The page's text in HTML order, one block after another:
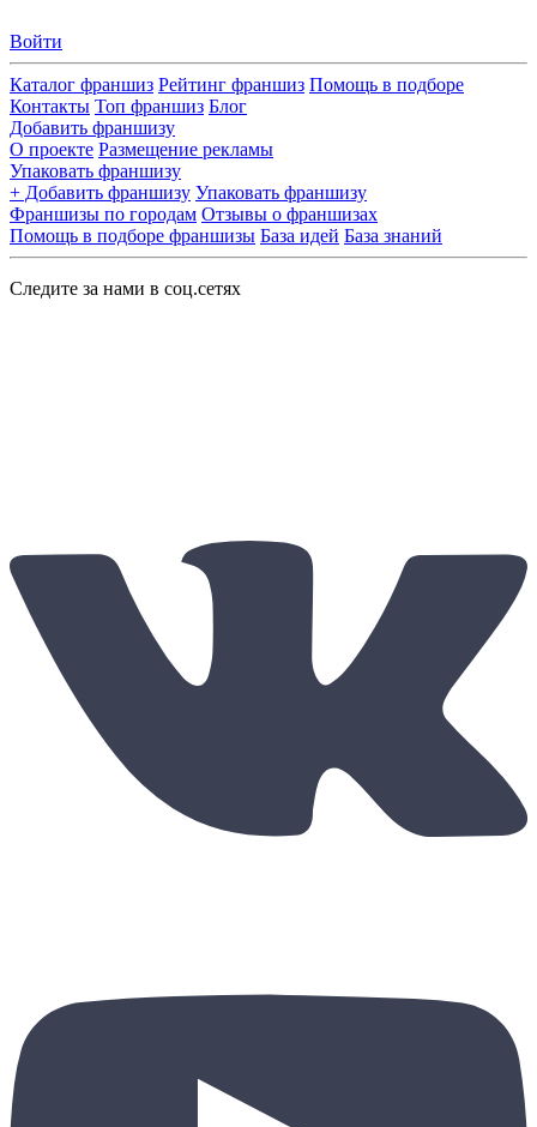
Войти
Каталог франшиз Рейтинг франшиз Помощь в подборе
Контакты Топ франшиз Блог
Добавить франшизу
О проекте Размещение рекламы
Упаковать франшизу
+ Добавить франшизу Упаковать франшизу
Франшизы по городам Отзывы о франшизах
Помощь в подборе франшизы База идей База знаний
Следите за нами в соц.сетях